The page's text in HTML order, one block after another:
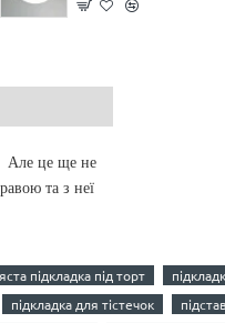
Але це ще не
та з неї
підкладка під торт
підкладка для тістечок